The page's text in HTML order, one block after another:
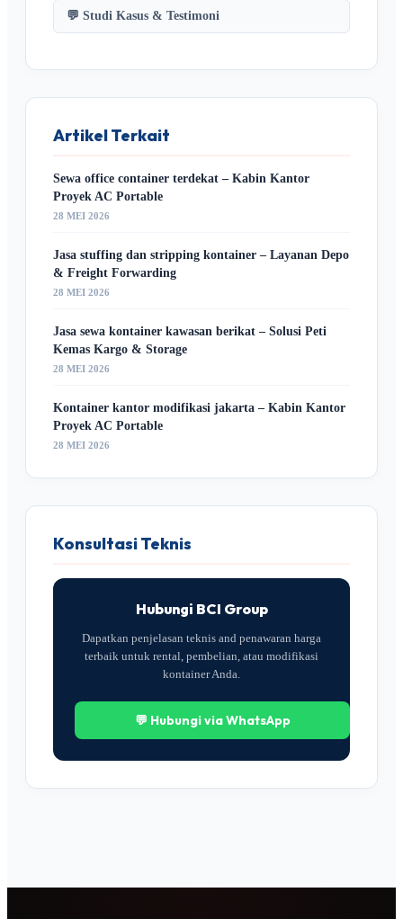
💬 Studi Kasus & Testimoni
Artikel Terkait
Sewa office container terdekat – Kabin Kantor
Proyek AC Portable
28 MEI 2026
Jasa stuffing dan stripping kontainer – Layanan Depo
& Freight Forwarding
28 MEI 2026
Jasa sewa kontainer kawasan berikat – Solusi Peti
Kemas Kargo & Storage
28 MEI 2026
Kontainer kantor modifikasi jakarta – Kabin Kantor
Proyek AC Portable
28 MEI 2026
Konsultasi Teknis
Hubungi BCI Group
Dapatkan penjelasan teknis and penawaran harga
terbaik untuk rental, pembelian, atau modifikasi
kontainer Anda.
💬 Hubungi via WhatsApp